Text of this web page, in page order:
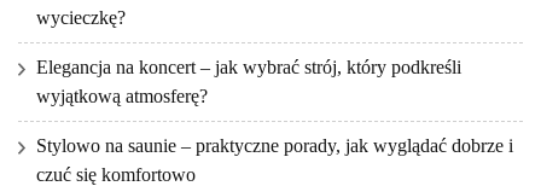
wycieczkę?
Elegancja na koncert – jak wybrać strój, który podkreśli
wyjątkową atmosferę?
Stylowo na saunie – praktyczne porady, jak wyglądać dobrze i
czuć się komfortowo